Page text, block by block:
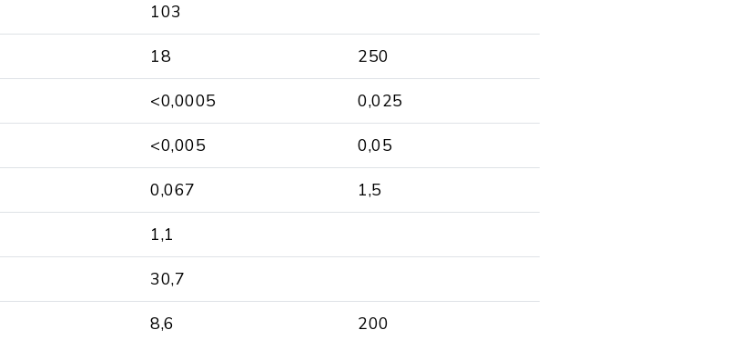
103
18 250
<0,0005 0,025
<0,005 0,05
0,067 1,5
1,1
30,7
8,6 200